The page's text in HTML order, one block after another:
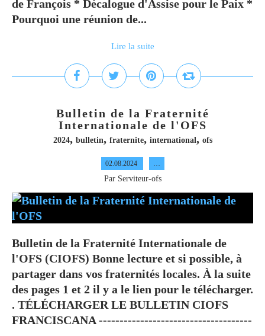
de François * Décalogue d'Assise pour le Paix *
Pourquoi une réunion de...
Lire la suite
Bulletin de la Fraternité
Internationale de l'OFS
2024, bulletin, fraternite, international, ofs
02.08.2024 …
Par Serviteur-ofs
Bulletin de la Fraternité Internationale de
l'OFS (CIOFS) Bonne lecture et si possible, à
partager dans vos fraternités locales. À la suite
des pages 1 et 2 il y a le lien pour le télécharger.
. TÉLÉCHARGER LE BULLETIN CIOFS
FRANCISCANA -------------------------------------